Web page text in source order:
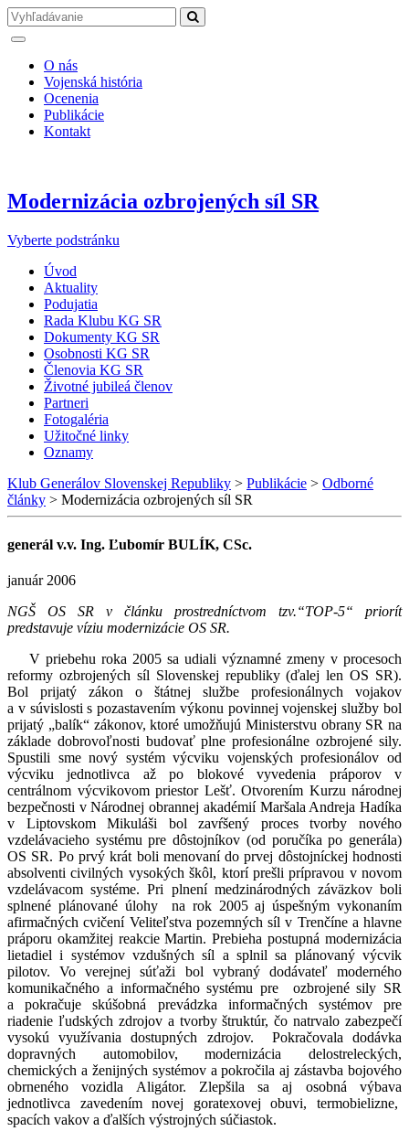
O nás
Vojenská história
Ocenenia
Publikácie
Kontakt
Modernizácia ozbrojených síl SR
Vyberte podstránku
Úvod
Aktuality
Podujatia
Rada Klubu KG SR
Dokumenty KG SR
Osobnosti KG SR
Členovia KG SR
Životné jubileá členov
Partneri
Fotogaléria
Užitočné linky
Oznamy
Klub Generálov Slovenskej Republiky > Publikácie > Odborné
články > Modernizácia ozbrojených síl SR
generál v.v. Ing. Ľubomír BULÍK, CSc.
január 2006
NGŠ OS SR v článku prostredníctvom tzv.“TOP-5“ priorít
predstavuje víziu modernizácie OS SR.
V priebehu roka 2005 sa udiali významné zmeny v procesoch
reformy ozbrojených síl Slovenskej republiky (ďalej len OS SR).
Bol prijatý zákon o štátnej službe profesionálnych vojakov
a v súvislosti s pozastavením výkonu povinnej vojenskej služby bol
prijatý „balík“ zákonov, ktoré umožňujú Ministerstvu obrany SR na
základe dobrovoľnosti budovať plne profesionálne ozbrojené sily.
Spustili sme nový systém výcviku vojenských profesionálov od
výcviku jednotlivca až po blokové vyvedenia práporov v
centrálnom výcvikovom priestor Lešť. Otvorením Kurzu národnej
bezpečnosti v Národnej obrannej akadémií Maršala Andreja Hadíka
v Liptovskom Mikuláši bol zavŕšený proces tvorby nového
vzdelávacieho systému pre dôstojníkov (od poručíka po generála)
OS SR. Po prvý krát boli menovaní do prvej dôstojníckej hodnosti
absolventi civilných vysokých škôl, ktorí prešli prípravou v novom
vzdelávacom systéme. Pri plnení medzinárodných záväzkov boli
splnené plánované úlohy na rok 2005 aj úspešným vykonaním
afirmačných cvičení Veliteľstva pozemných síl v Trenčíne a hlavne
práporu okamžitej reakcie Martin. Prebieha postupná modernizácia
lietadiel i systémov vzdušných síl a splnil sa plánovaný výcvik
pilotov. Vo verejnej súťaži bol vybraný dodávateľ moderného
komunikačného a informačného systému pre ozbrojené sily SR
a pokračuje skúšobná prevádzka informačných systémov pre
riadenie ľudských zdrojov a tvorby štruktúr, čo natrvalo zabezpečí
vysokú využívania dostupných zdrojov. Pokračovala dodávka
dopravných automobilov, modernizácia delostreleckých,
chemických a ženijných systémov a pokročila aj zástavba bojového
obrneného vozidla Aligátor. Zlepšila sa aj osobná výbava
jednotlivca zavedením novej goratexovej obuvi, termobielizne,
spacích vakov a ďalších výstrojných súčiastok.